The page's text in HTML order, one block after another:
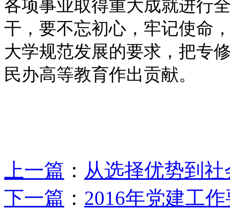
各项事业取得重大成就进行
干，要不忘初心，牢记使命
大学规范发展的要求，把专
民办高等教育作出贡献。
上一篇 ： 从选择优势到
下一篇 ： 2016年党建工